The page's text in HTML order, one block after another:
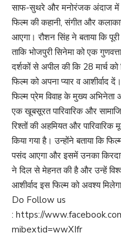
साफ-सुथरे और मनोरंजक अंदाज में
फिल्म की कहानी, संगीत और
आएगा। रौशन सिंह ने बताया कि
ताकि भोजपुरी सिनेमा को एक
दर्शकों से अपील की कि 28 मार्च
फिल्म को अपना प्यार व आशीर्वाद दें।
फिल्म प्रेम विवाह के मुख्य
एक खूबसूरत पारिवारिक और
रिश्तों की अहमियत और
किया गया है। उन्होंने बताया कि
पसंद आएगा और इसमें उनका
ने दिल से मेहनत की है और उन्हें
आशीर्वाद इस फिल्म को अवश्य
Do Follow us
: https://
mibextid=wwXIfr